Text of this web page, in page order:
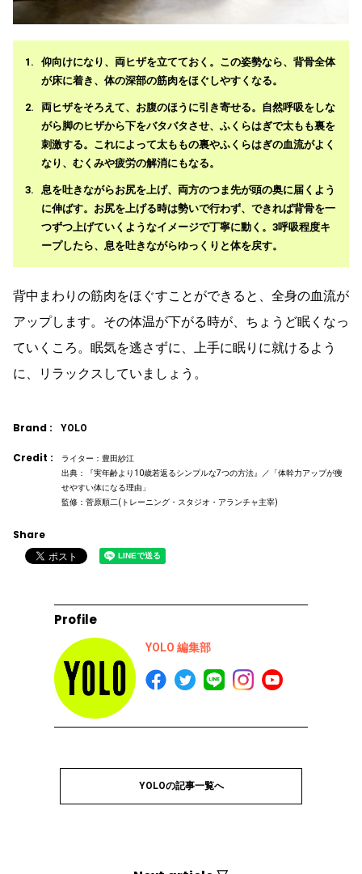
仰向けになり、両ヒザを立てておく。この姿勢なら、背骨全体
が床に着き、体の深部の筋肉をほぐしやすくなる。
両ヒザをそろえて、お腹のほうに引き寄せる。自然呼吸をしな
がら脚のヒザから下をバタバタさせ、ふくらはぎで太もも裏を
刺激する。これによって太ももの裏やふくらはぎの血流がよく
なり、むくみや疲労の解消にもなる。
息を吐きながらお尻を上げ、両方のつま先が頭の奥に届くよう
に伸ばす。お尻を上げる時は勢いで行わず、できれば背骨を一
つずつ上げていくようなイメージで丁寧に動く。3呼吸程度キ
ープしたら、息を吐きながらゆっくりと体を戻す。
背中まわりの筋肉をほぐすことができると、全身の血流が
アップします。その体温が下がる時が、ちょうど眠くなっ
ていくころ。眠気を逃さずに、上手に眠りに就けるよう
に、リラックスしていましょう。
Brand : YOLO
Credit :
ライター：豊田紗江
出典：『実年齢より10歳若返るシンプルな7つの方法』／「体幹力アップが痩
せやすい体になる理由」
監修：菅原順二(トレーニング・スタジオ・アランチャ主宰)
Share
Profile
YOLO 編集部
YOLOの記事一覧へ